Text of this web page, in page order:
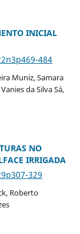
INICIAL
484
Muniz, Samara
da Silva Sá,
NO
IRRIGADA
329
Roberto